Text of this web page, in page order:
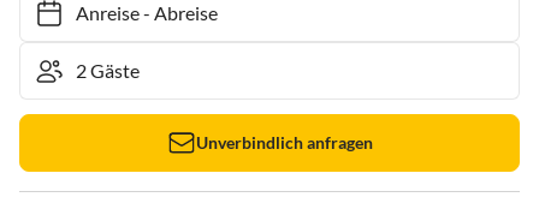
Anreise- Abreise
Unverbindlich anfragen